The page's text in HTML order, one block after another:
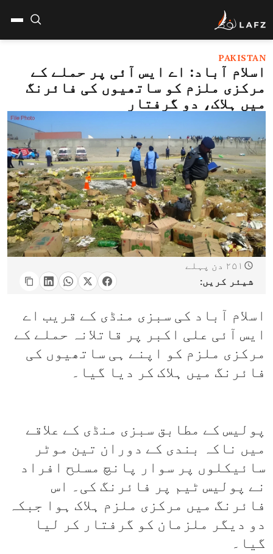
PAKISTAN
اسلام آباد: اے ایس آئی پر حملے کے
مرکزی ملزم کو ساتھیوں کی فائرنگ
میں ہلاک، دو گرفتار
۲۵۱ دن پہلے
شیئر کریں:
اسلام آباد کی سبزی منڈی کے قریب اے
ایس آئی علی اکبر پر قاتلانہ حملے کے
مرکزی ملزم کو اپنے ہی ساتھیوں کی
فائرنگ میں ہلاک کر دیا گیا۔
پولیس کے مطابق سبزی منڈی کے علاقے
میں ناکہ بندی کے دوران تین موٹر
سائیکلوں پر سوار پانچ مسلح افراد
نے پولیس ٹیم پر فائرنگ کی۔ اس
فائرنگ میں مرکزی ملزم ہلاک ہوا جبکہ
دو دیگر ملزمان کو گرفتار کر لیا
گیا۔